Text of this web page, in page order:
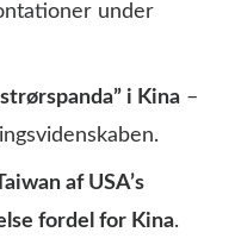
under
i Kina –
af USA’s
fordel for Kina.